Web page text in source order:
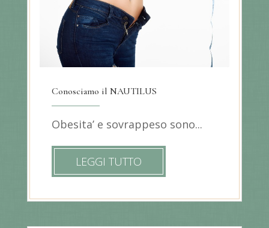
Conosciamo il NAUTILUS
Obesita’ e sovrappeso sono...
LEGGI TUTTO